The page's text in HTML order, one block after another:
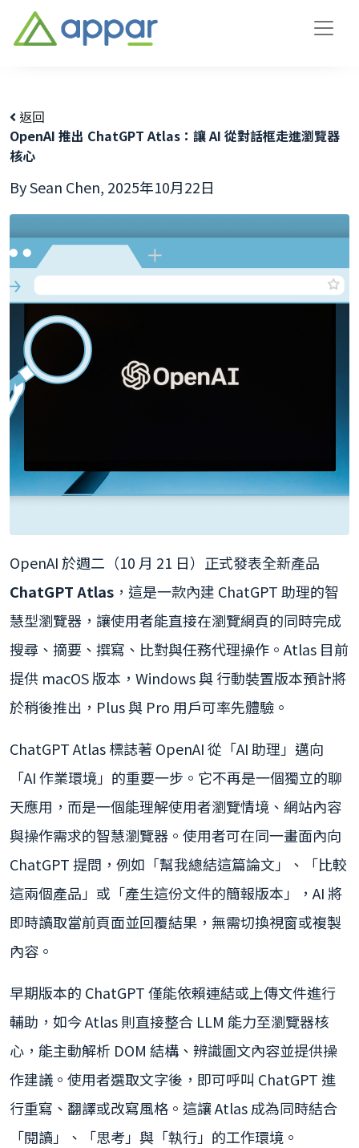
返回
OpenAI 推出 ChatGPT Atlas：讓 AI 從對話框走進瀏覽器
核心
By Sean Chen, 2025年10月22日
OpenAI 於週二（10 月 21 日）正式發表全新產品
ChatGPT Atlas ，這是一款內建 ChatGPT 助理的智
慧型瀏覽器，讓使用者能直接在瀏覽網頁的同時完成
搜尋、摘要、撰寫、比對與任務代理操作。Atlas 目前
提供 macOS 版本，Windows 與 行動裝置版本預計將
於稍後推出，Plus 與 Pro 用戶可率先體驗。
ChatGPT Atlas 標誌著 OpenAI 從「AI 助理」邁向
「AI 作業環境」的重要一步。它不再是一個獨立的聊
天應用，而是一個能理解使用者瀏覽情境、網站內容
與操作需求的智慧瀏覽器。使用者可在同一畫面內向
ChatGPT 提問，例如「幫我總結這篇論文」、「比較
這兩個產品」或「產生這份文件的簡報版本」，AI 將
即時讀取當前頁面並回覆結果，無需切換視窗或複製
內容。
早期版本的 ChatGPT 僅能依賴連結或上傳文件進行
輔助，如今 Atlas 則直接整合 LLM 能力至瀏覽器核
心，能主動解析 DOM 結構、辨識圖文內容並提供操
作建議。使用者選取文字後，即可呼叫 ChatGPT 進
行重寫、翻譯或改寫風格。這讓 Atlas 成為同時結合
「閱讀」、「思考」與「執行」的工作環境。